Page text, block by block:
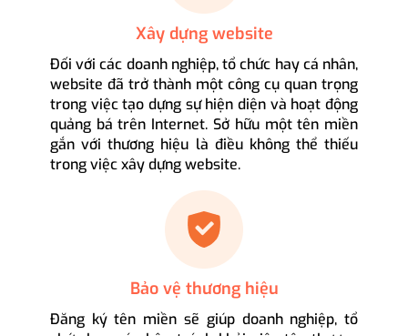
Xây dựng website
Đối với các doanh nghiệp, tổ chức hay cá nhân,
website đã trở thành một công cụ quan trọng
trong việc tạo dựng sự hiện diện và hoạt động
quảng bá trên Internet. Sở hữu một tên miền
gắn với thương hiệu là điều không thể thiếu
trong việc xây dựng website.
Bảo vệ thương hiệu
Đăng ký tên miền sẽ giúp doanh nghiệp, tổ